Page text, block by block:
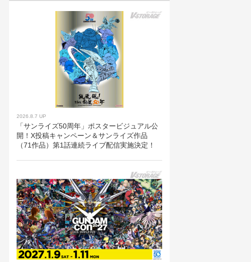
2026.8.7 UP
「サンライズ50周年」ポスタービジュアル公
開！X投稿キャンペーン＆サンライズ作品
（71作品）第1話連続ライブ配信実施決定！